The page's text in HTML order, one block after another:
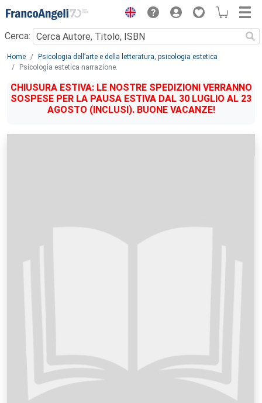
Menu
Cerca:
Main content
Home
Psicologia dell’arte e della letteratura, psicologia estetica
Psicologia estetica narrazione.
CHIUSURA ESTIVA: LE NOSTRE SPEDIZIONI VERRANNO
SOSPESE PER LA PAUSA ESTIVA DAL 30 LUGLIO AL 23
AGOSTO (INCLUSI). BUONE VACANZE!